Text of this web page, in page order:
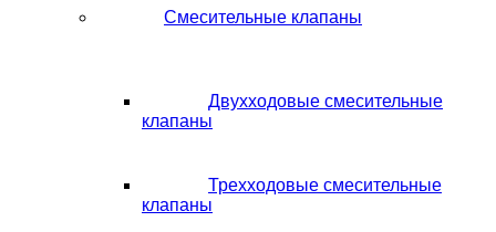
Смесительные клапаны
Двухходовые смесительные
клапаны
Трехходовые смесительные
клапаны